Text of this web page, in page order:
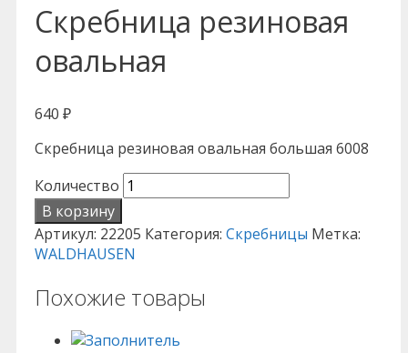
Скребница резиновая
овальная
640 ₽
Скребница резиновая овальная большая 6008
Количество
В корзину
Артикул: 22205 Категория: Скребницы Метка:
WALDHAUSEN
Похожие товары